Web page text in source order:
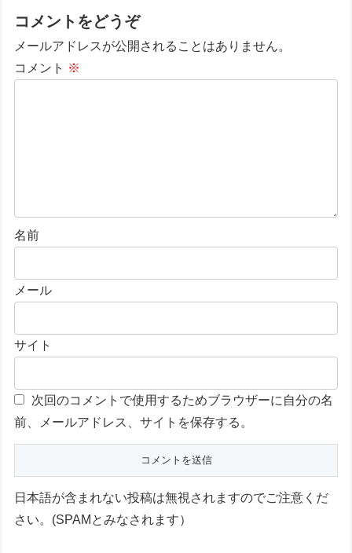
コメントをどうぞ
メールアドレスが公開されることはありません。
コメント ※
名前
メール
サイト
次回のコメントで使用するためブラウザーに自分の名
前、メールアドレス、サイトを保存する。
日本語が含まれない投稿は無視されますのでご注意くだ
さい。(SPAMとみなされます）